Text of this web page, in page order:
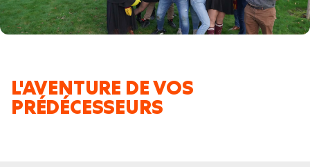
L'AVENTURE DE VOS
PRÉDÉCESSEURS